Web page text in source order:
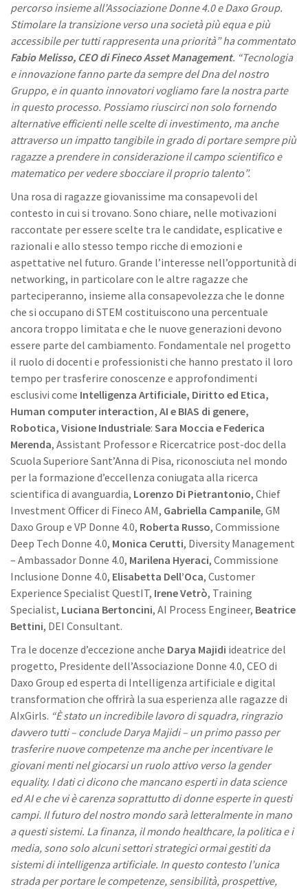
percorso insieme all’Associazione Donne 4.0 e Daxo Group.
Stimolare la transizione verso una società più equa e più
accessibile per tutti rappresenta una priorità” ha commentato
Fabio Melisso, CEO di Fineco Asset Management. “Tecnologia
e innovazione fanno parte da sempre del Dna del nostro
Gruppo, e in quanto innovatori vogliamo fare la nostra parte
in questo processo. Possiamo riuscirci non solo fornendo
alternative efficienti nelle scelte di investimento, ma anche
attraverso un impatto tangibile in grado di portare sempre più
ragazze a prendere in considerazione il campo scientifico e
matematico per vedere sbocciare il proprio talento”.
Una rosa di ragazze giovanissime ma consapevoli del
contesto in cui si trovano. Sono chiare, nelle motivazioni
raccontate per essere scelte tra le candidate, esplicative e
razionali e allo stesso tempo ricche di emozioni e
aspettative nel futuro. Grande l’interesse nell’opportunità di
networking, in particolare con le altre ragazze che
parteciperanno, insieme alla consapevolezza che le donne
che si occupano di STEM costituiscono una percentuale
ancora troppo limitata e che le nuove generazioni devono
essere parte del cambiamento. Fondamentale nel progetto
il ruolo di docenti e professionisti che hanno prestato il loro
tempo per trasferire conoscenze e approfondimenti
esclusivi come Intelligenza Artificiale, Diritto ed Etica,
Human computer interaction, AI e BIAS di genere,
Robotica, Visione Industriale: Sara Moccia e Federica
Merenda, Assistant Professor e Ricercatrice post-doc della
Scuola Superiore Sant’Anna di Pisa, riconosciuta nel mondo
per la formazione d’eccellenza coniugata alla ricerca
scientifica di avanguardia, Lorenzo Di Pietrantonio, Chief
Investment Officer di Fineco AM, Gabriella Campanile, GM
Daxo Group e VP Donne 4.0, Roberta Russo, Commissione
Deep Tech Donne 4.0, Monica Cerutti, Diversity Management
– Ambassador Donne 4.0, Marilena Hyeraci, Commissione
Inclusione Donne 4.0, Elisabetta Dell’Oca, Customer
Experience Specialist QuestIT, Irene Vetrò, Training
Specialist, Luciana Bertoncini, AI Process Engineer, Beatrice
Bettini, DEI Consultant.
Tra le docenze d’eccezione anche Darya Majidi ideatrice del
progetto, Presidente dell’Associazione Donne 4.0, CEO di
Daxo Group ed esperta di Intelligenza artificiale e digital
transformation che offrirà la sua esperienza alle ragazze di
AIxGirls. “È stato un incredibile lavoro di squadra, ringrazio
davvero tutti – conclude Darya Majidi – un primo passo per
trasferire nuove competenze ma anche per incentivare le
giovani menti nel giocarsi un ruolo attivo verso la gender
equality. I dati ci dicono che mancano esperti in data science
ed AI e che vi è carenza soprattutto di donne esperte in questi
campi. Il futuro del nostro mondo sarà letteralmente in mano
a questi sistemi. La finanza, il mondo healthcare, la politica e i
media, sono solo alcuni settori strategici ormai gestiti da
sistemi di intelligenza artificiale. In questo contesto l’unica
strada per portare le competenze, sensibilità, prospettive,